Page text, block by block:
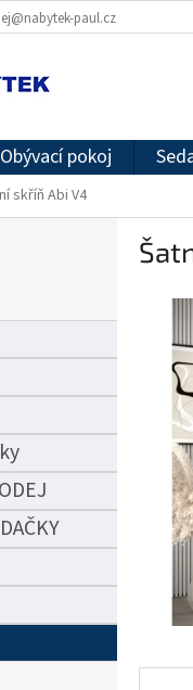
paul.cz
Obývací pokoj
skříň Abi V4